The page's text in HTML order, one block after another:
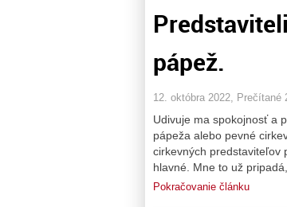
pápež.
12. októbra 2022, Prečítané
Udivuje ma spokojnosť a
pápeža alebo pevné
cirkevných predstaviteľov
hlavné. Mne to už
Pokračovanie článku